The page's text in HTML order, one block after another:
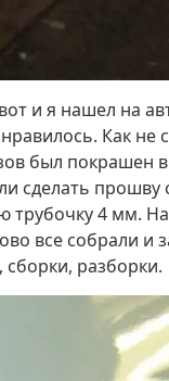
и я нашел на
Как не
был покрашен
сделать прошву
4 мм.
все собрали и
разборки.